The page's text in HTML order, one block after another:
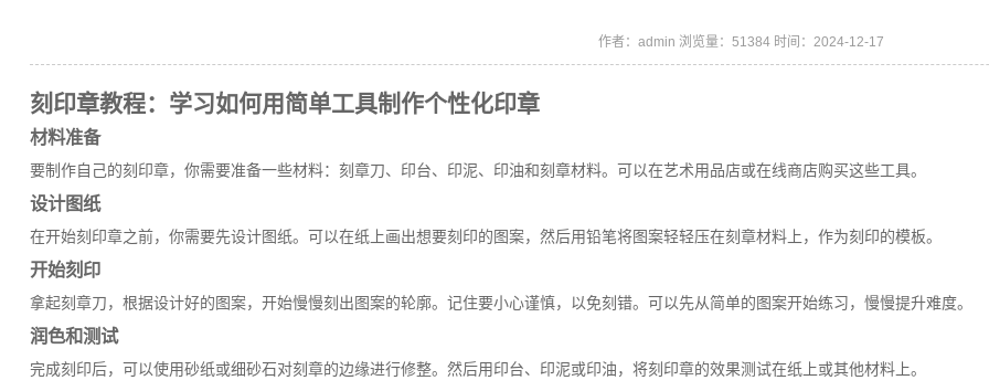
作者：admin 浏览量：51384 时间：2024-12-17
刻印章教程：学习如何用简单工具制作个性化印章
材料准备
要制作自己的刻印章，你需要准备一些材料：刻章刀、印台、印泥、印油和刻章材料。可以在艺术用品店或在线商店购买这些工具。
设计图纸
在开始刻印章之前，你需要先设计图纸。可以在纸上画出想要刻印的图案，然后用铅笔将图案轻轻压在刻章材料上，作为刻印的模板。
开始刻印
拿起刻章刀，根据设计好的图案，开始慢慢刻出图案的轮廓。记住要小心谨慎，以免刻错。可以先从简单的图案开始练习，慢慢提升难度。
润色和测试
完成刻印后，可以使用砂纸或细砂石对刻章的边缘进行修整。然后用印台、印泥或印油，将刻印章的效果测试在纸上或其他材料上。